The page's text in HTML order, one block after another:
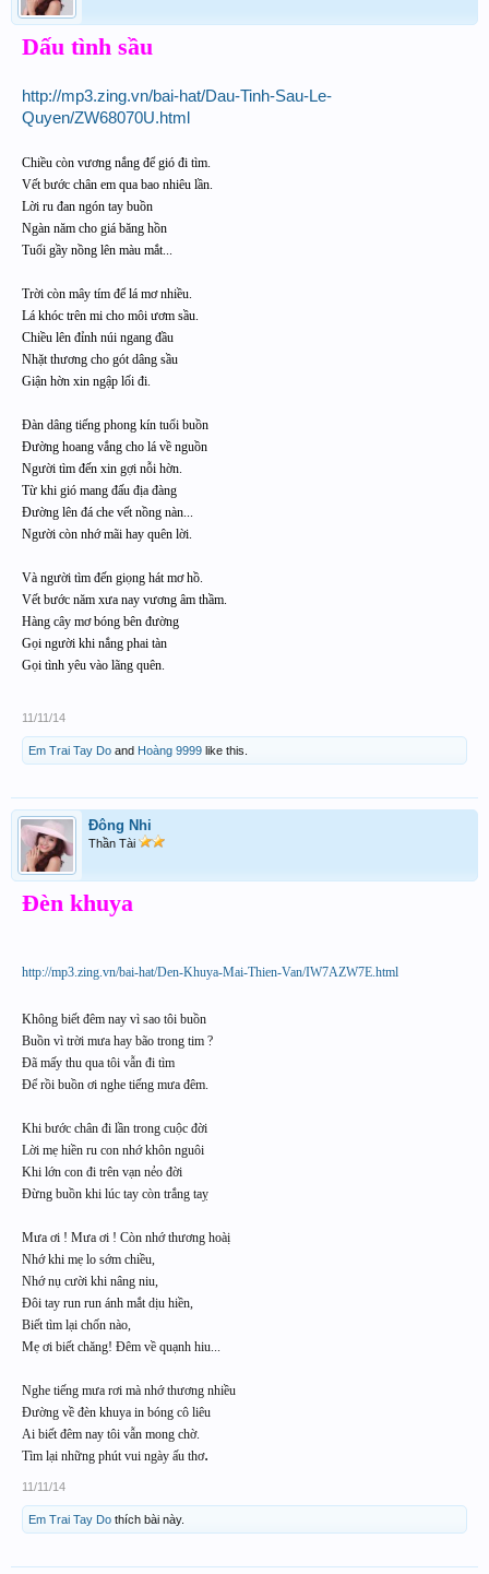
Dấu tình sầu
http://mp3.zing.vn/bai-hat/Dau-Tinh-Sau-Le-
Quyen/ZW68070U.html
Chiều còn vương nắng để gió đi tìm.
Vết bước chân em qua bao nhiêu lần.
Lời ru đan ngón tay buồn
Ngàn năm cho giá băng hồn
Tuổi gầy nồng lên màu mắt...
Trời còn mây tím để lá mơ nhiều.
Lá khóc trên mi cho môi ươm sầu.
Chiều lên đỉnh núi ngang đầu
Nhặt thương cho gót dâng sầu
Giận hờn xin ngập lối đi.
Đàn dâng tiếng phong kín tuổi buồn
Đường hoang vắng cho lá về nguồn
Người tìm đến xin gợi nỗi hờn.
Từ khi gió mang đấu địa đàng
Đường lên đá che vết nồng nàn...
Người còn nhớ mãi hay quên lời.
Và người tìm đến giọng hát mơ hồ.
Vết bước năm xưa nay vương âm thầm.
Hàng cây mơ bóng bên đường
Gọi người khi nắng phai tàn
Gọi tình yêu vào lãng quên.
11/11/14
Em Trai Tay Do and Hoàng 9999 like this.
Đông Nhi
Thần Tài
Đèn khuya
http://mp3.zing.vn/bai-hat/Den-Khuya-Mai-Thien-Van/IW7AZW7E.html
Không biết đêm nay vì sao tôi buồn
Buồn vì trời mưa hay bão trong tim ?
Đã mấy thu qua tôi vẫn đi tìm
Để rồi buồn ơi nghe tiếng mưa đêm.
Khi bước chân đi lần trong cuộc đời
Lời mẹ hiền ru con nhớ khôn nguôi
Khi lớn con đi trên vạn nẻo đời
Đừng buồn khi lúc tay còn trắng taỵ
Mưa ơi ! Mưa ơi ! Còn nhớ thương hoàị
Nhớ khi mẹ lo sớm chiều,
Nhớ nụ cười khi nâng niu,
Đôi tay run run ánh mắt dịu hiền,
Biết tìm lại chốn nào,
Mẹ ơi biết chăng! Đêm về quạnh hiu...
Nghe tiếng mưa rơi mà nhớ thương nhiều
Đường về đèn khuya in bóng cô liêu
Ai biết đêm nay tôi vẫn mong chờ.
Tìm lại những phút vui ngày ấu thơ.
11/11/14
Em Trai Tay Do thích bài này.